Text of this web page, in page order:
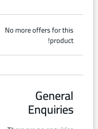
No more offers for this
product!
General
Enquiries